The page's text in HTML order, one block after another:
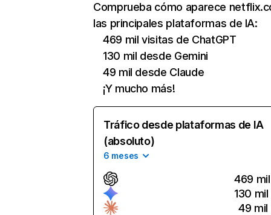
Comprueba cómo aparece
las principales plataformas de IA:
469 mil visitas de ChatGPT
130 mil desde Gemini
49 mil desde Claude
¡Y mucho más!
Tráfico desde plataformas de IA
(absoluto)
6 meses
469 mil
130 mil
49 mil